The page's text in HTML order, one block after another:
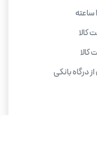
کالا
درگاه بانکی